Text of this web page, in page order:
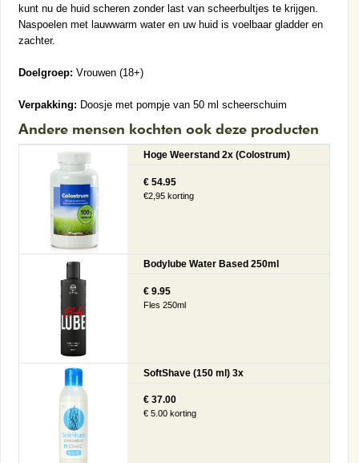
kunt nu de huid scheren zonder last van scheerbultjes te krijgen.
Naspoelen met lauwwarm water en uw huid is voelbaar gladder en
zachter.
Doelgroep: Vrouwen (18+)
Verpakking: Doosje met pompje van 50 ml scheerschuim
Andere mensen kochten ook deze producten
Hoge Weerstand 2x (Colostrum)
€ 54.95
€2,95 korting
Bodylube Water Based 250ml
€ 9.95
Fles 250ml
SoftShave (150 ml) 3x
€ 37.00
€ 5.00 korting